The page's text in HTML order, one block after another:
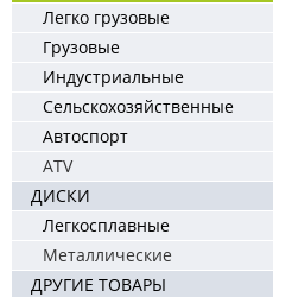
Легко грузовые
Грузовые
Индустриальные
Сельскохозяйственные
Автоспорт
ATV
ДИСКИ
Легкосплавные
Металлические
ДРУГИЕ ТОВАРЫ